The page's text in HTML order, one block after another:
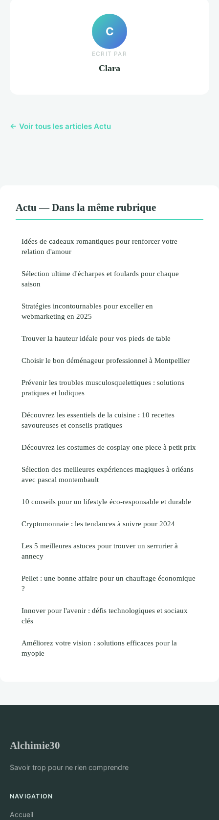
C
ECRIT PAR
Clara
← Voir tous les articles Actu
Actu — Dans la même rubrique
Idées de cadeaux romantiques pour renforcer votre
relation d'amour
Sélection ultime d'écharpes et foulards pour chaque
saison
Stratégies incontournables pour exceller en
webmarketing en 2025
Trouver la hauteur idéale pour vos pieds de table
Choisir le bon déménageur professionnel à Montpellier
Prévenir les troubles musculosquelettiques : solutions
pratiques et ludiques
Découvrez les essentiels de la cuisine : 10 recettes
savoureuses et conseils pratiques
Découvrez les costumes de cosplay one piece à petit prix
Sélection des meilleures expériences magiques à orléans
avec pascal montembault
10 conseils pour un lifestyle éco-responsable et durable
Cryptomonnaie : les tendances à suivre pour 2024
Les 5 meilleures astuces pour trouver un serrurier à
annecy
Pellet : une bonne affaire pour un chauffage économique
?
Innover pour l'avenir : défis technologiques et sociaux
clés
Améliorez votre vision : solutions efficaces pour la
myopie
Alchimie30
Savoir trop pour ne rien comprendre
NAVIGATION
Accueil